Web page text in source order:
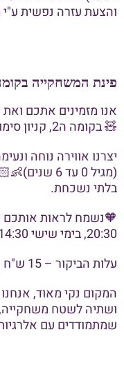
והצעת עזרה נפשית
פינת המשחקייה בקומה ה2, קניון
אנו מזמינים אתכם
🧸 בקומה ה2, קניון סימול.
יצרנו אווירה נוחה
(מגיל 0 עד 6
בלתי נשכחת.
20:30, בימי שישי 10:00-14:30
עלות הביקור – 15 ש"ח (ללא הגבלת זמן)
המקום נקי מאוד,
ושתיה לשטח
שמתמודדים עם